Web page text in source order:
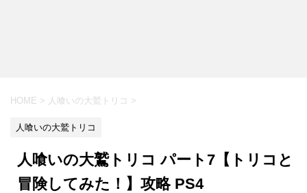
HOME > 人喰いの大鷲トリコ >
人喰いの大鷲トリコ
人喰いの大鷲トリコ パート7【トリコと
冒険してみた！】攻略 PS4